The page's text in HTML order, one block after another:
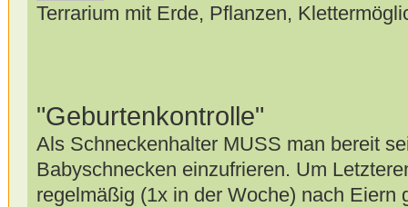
Terrarium mit Erde, Pflanzen,
"Geburtenkontrolle"
Als Schneckenhalter MUSS man bereit
Babyschnecken einzufrieren. Um
regelmäßig (1x in der Woche) nach Eiern